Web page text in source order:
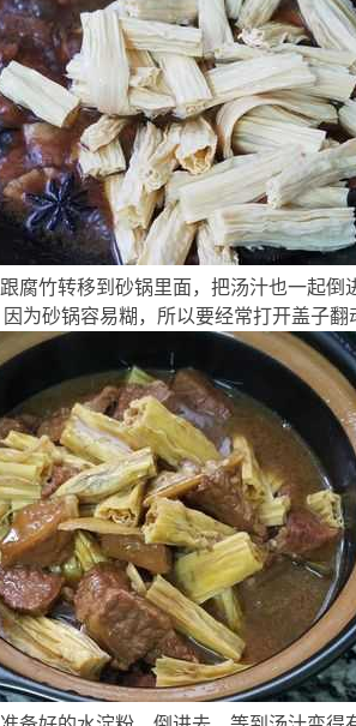
腐竹转移到砂锅里面，把汤汁也一起
为砂锅容易糊，所以要经常打开盖子翻